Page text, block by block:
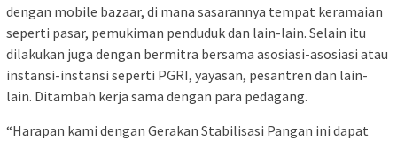
dengan mobile bazaar, di mana sasarannya tempat keramaian
seperti pasar, pemukiman penduduk dan lain-lain. Selain itu
dilakukan juga dengan bermitra bersama asosiasi-asosiasi atau
instansi-instansi seperti PGRI, yayasan, pesantren dan lain-
lain. Ditambah kerja sama dengan para pedagang.
“Harapan kami dengan Gerakan Stabilisasi Pangan ini dapat